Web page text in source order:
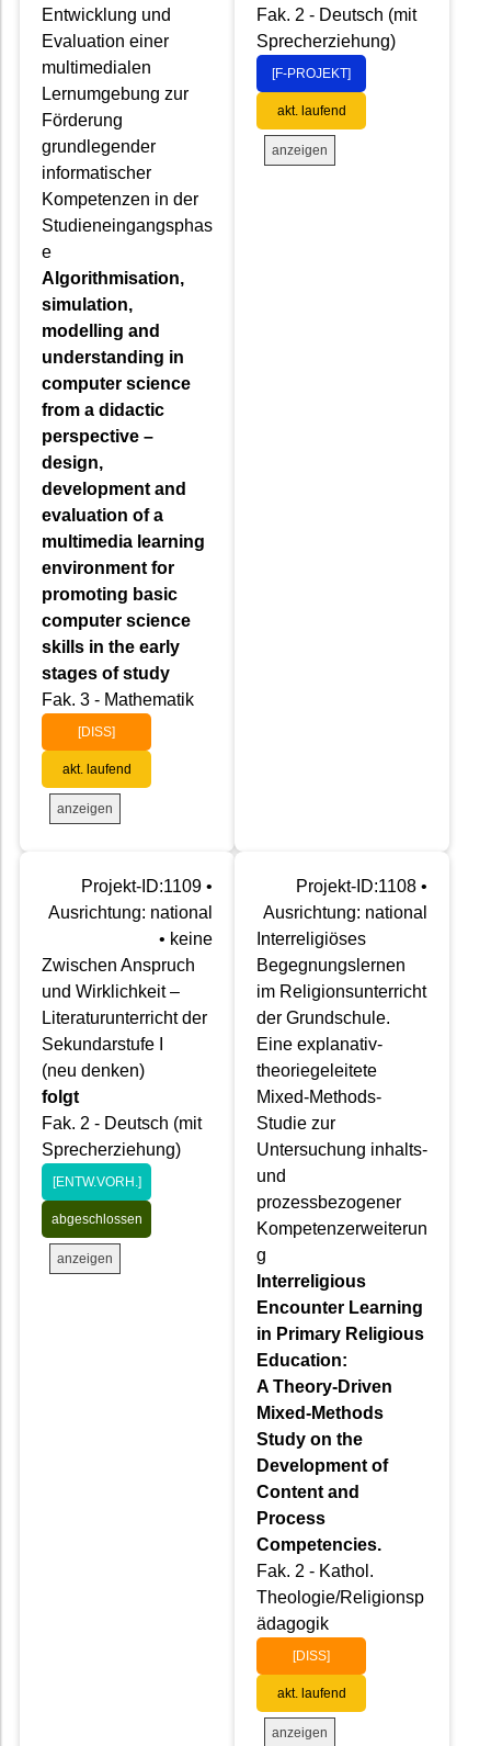
Entwicklung und
Evaluation einer
multimedialen
Lernumgebung zur
Förderung
grundlegender
informatischer
Kompetenzen in der
Studieneingangsphas
e
Algorithmisation,
simulation,
modelling and
understanding in
computer science
from a didactic
perspective –
design,
development and
evaluation of a
multimedia learning
environment for
promoting basic
computer science
skills in the early
stages of study
Fak. 3 - Mathematik
[DISS]
akt. laufend
anzeigen
Fak. 2 - Deutsch (mit
Sprecherziehung)
[F-PROJEKT]
akt. laufend
anzeigen
Projekt-ID:1109 •
Ausrichtung: national
• keine
Zwischen Anspruch
und Wirklichkeit –
Literaturunterricht der
Sekundarstufe I
(neu denken)
folgt
Fak. 2 - Deutsch (mit
Sprecherziehung)
[ENTW.VORH.]
abgeschlossen
anzeigen
Projekt-ID:1108 •
Ausrichtung: national
Interreligiöses
Begegnungslernen
im Religionsunterricht
der Grundschule.
Eine explanativ-
theoriegeleitete
Mixed-Methods-
Studie zur
Untersuchung inhalts-
und
prozessbezogener
Kompetenzerweiterun
g
Interreligious
Encounter Learning
in Primary Religious
Education:
A Theory-Driven
Mixed-Methods
Study on the
Development of
Content and
Process
Competencies.
Fak. 2 - Kathol.
Theologie/Religionsp
ädagogik
[DISS]
akt. laufend
anzeigen